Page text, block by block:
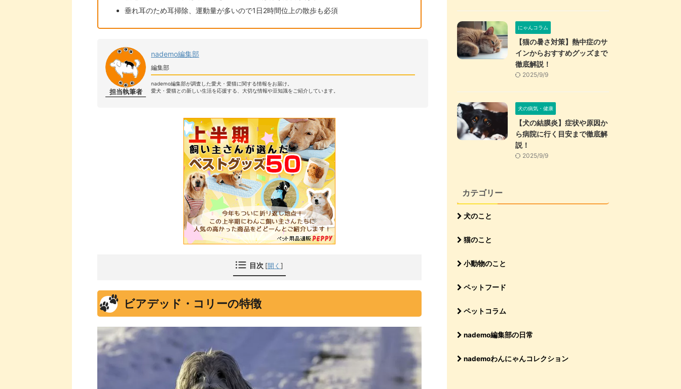
垂れ耳のため耳掃除、運動量が多いので1日2時間位上の散歩も必須
担当執筆者
nademo編集部
編集部
nademo編集部が調査した愛犬・愛猫に関する情報をお届け。
愛犬・愛猫との新しい生活を応援する、大切な情報や豆知識をご紹介しています。
目次 [開く ]
ビアデッド・コリーの特徴
にゃんコラム
【猫の暑さ対策】熱中症のサ
インからおすすめグッズまで
徹底解説！
2025/9/9
犬の病気・健康
【犬の結膜炎】症状や原因か
ら病院に行く目安まで徹底解
説！
2025/9/9
カテゴリー
犬のこと
猫のこと
小動物のこと
ペットフード
ペットコラム
nademo編集部の日常
nademoわんにゃんコレクション